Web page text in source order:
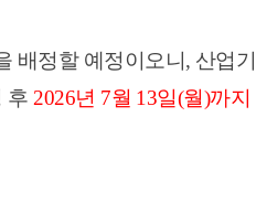
배정할 예정이오니, 산업
후 2026년 7월 13일(월)까지